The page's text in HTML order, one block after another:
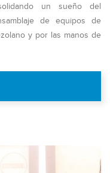
un sueño del
de equipos de
y por las manos de